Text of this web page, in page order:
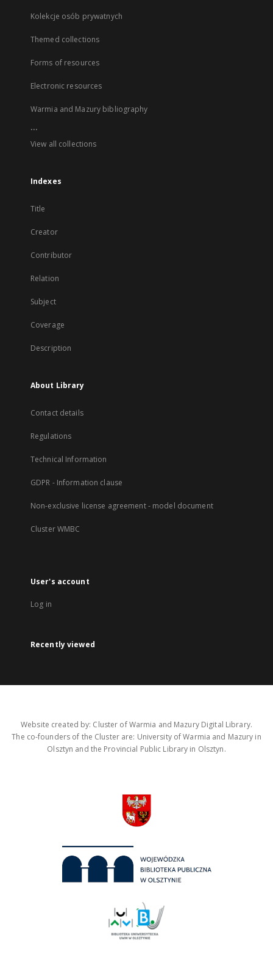
Kolekcje osób prywatnych
Themed collections
Forms of resources
Electronic resources
Warmia and Mazury bibliography
...
View all collections
Indexes
Title
Creator
Contributor
Relation
Subject
Coverage
Description
About Library
Contact details
Regulations
Technical Information
GDPR - Information clause
Non-exclusive license agreement - model document
Cluster WMBC
User's account
Log in
Recently viewed
Website created by: Cluster of Warmia and Mazury Digital Library.
The co-founders of the Cluster are: University of Warmia and Mazury in
Olsztyn and the Provincial Public Library in Olsztyn.